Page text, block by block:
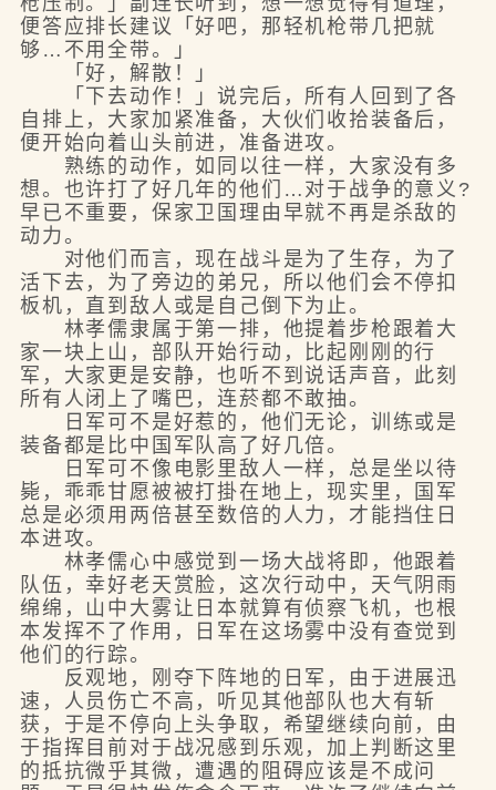
便答应排长建议「好吧，那轻机枪带几把就
够…不用全带。」
「好，解散！」
「下去动作！」说完后，所有人回到了各
自排上，大家加紧准备，大伙们收拾装备后，
便开始向着山头前进，准备进攻。
熟练的动作，如同以往一样，大家没有多
想。也许打了好几年的他们…对于战争的意义?
早已不重要，保家卫国理由早就不再是杀敌的
动力。
对他们而言，现在战斗是为了生存，为了
活下去，为了旁边的弟兄，所以他们会不停扣
板机，直到敌人或是自己倒下为止。
林孝儒隶属于第一排，他提着步枪跟着大
家一块上山，部队开始行动，比起刚刚的行
军，大家更是安静，也听不到说话声音，此刻
所有人闭上了嘴巴，连菸都不敢抽。
日军可不是好惹的，他们无论，训练或是
装备都是比中国军队高了好几倍。
日军可不像电影里敌人一样，总是坐以待
毙，乖乖甘愿被被打掛在地上，现实里，国军
总是必须用两倍甚至数倍的人力，才能挡住日
本进攻。
林孝儒心中感觉到一场大战将即，他跟着
队伍，幸好老天赏脸，这次行动中，天气阴雨
绵绵，山中大雾让日本就算有侦察飞机，也根
本发挥不了作用，日军在这场雾中没有查觉到
他们的行踪。
反观地，刚夺下阵地的日军，由于进展迅
速，人员伤亡不高，听见其他部队也大有斩
获，于是不停向上头争取，希望继续向前，由
于指挥目前对于战况感到乐观，加上判断这里
的抵抗微乎其微，遭遇的阻碍应该是不成问